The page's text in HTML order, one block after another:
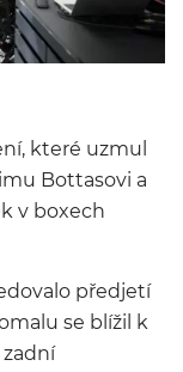
které uzmul
Bottasovi a
v boxech
předjetí
se blížil k
zadní